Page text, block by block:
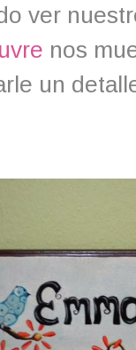
ver
nos
un